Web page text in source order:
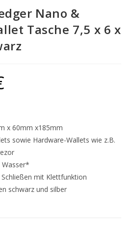
Nano &
Tasche 7,5 x 6 x
x 60mm x185mm
sowie Hardware-Wallets wie z.B.
Wasser*
mit Klettfunktion
schwarz und silber